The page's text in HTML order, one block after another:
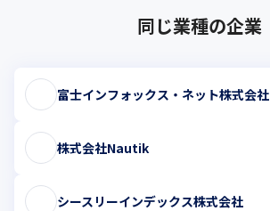
同じ業種の企業
富士インフォックス・ネット株式会社
株式会社Nautik
シースリーインデックス株式会社